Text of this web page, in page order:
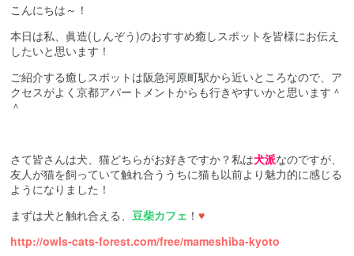
こんにちは～！
本日は私、眞造( しんぞう)のおすすめ癒しスポットを皆様にお伝え
したいと思います！
ご紹介する癒しスポットは阪急河原町駅から近いところなので、ア
クセスがよく京都アパートメントからも行きやすいかと思います＾
＾
さて皆さんは犬、猫どちらがお好きですか？私は犬派なのですが、
友人が猫を飼っていて触れ合ううちに猫も以前より魅力的に感じる
ようになりました！
まずは犬と触れ合える、 豆柴カフェ ！ ♥
http://owls-cats-forest.com/free/mameshiba-kyoto